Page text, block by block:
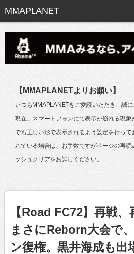
【MMAPLANETよりお願い】
いつもMMAPLANETをご愛読いただき、誠に
現在、スマートフォンにて表示が崩れる現
でも正しい形で表示されるよう設定を行って
れている場合は、お手数ですがページの再読
ッシュクリアをお試しください。
【Road FC72】再戦、
まさにReborn大会で
ン復権。黒井海成も出